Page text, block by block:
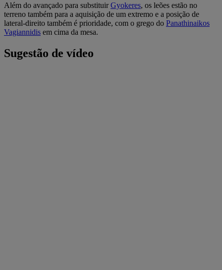
Além do avançado para substituirGyokeres, os leões estão no
terreno também para a aquisição de um extremo e a posição de
lateral-direito também é prioridade, com o grego do Panathinaikos
Vagiannidis em cima da mesa.
Sugestão de vídeo